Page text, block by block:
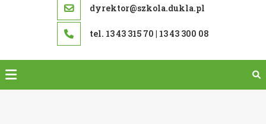
dyrektor@szkola.dukla.pl
tel. 13 43 315 70 | 13 43 300 08